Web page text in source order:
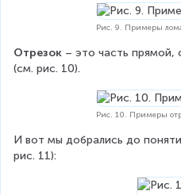
Рис. 9. Примеры
Отрезок – это часть прямой,
(см. рис. 10).
Рис. 10. Примеры
И вот мы добрались до
рис. 11):